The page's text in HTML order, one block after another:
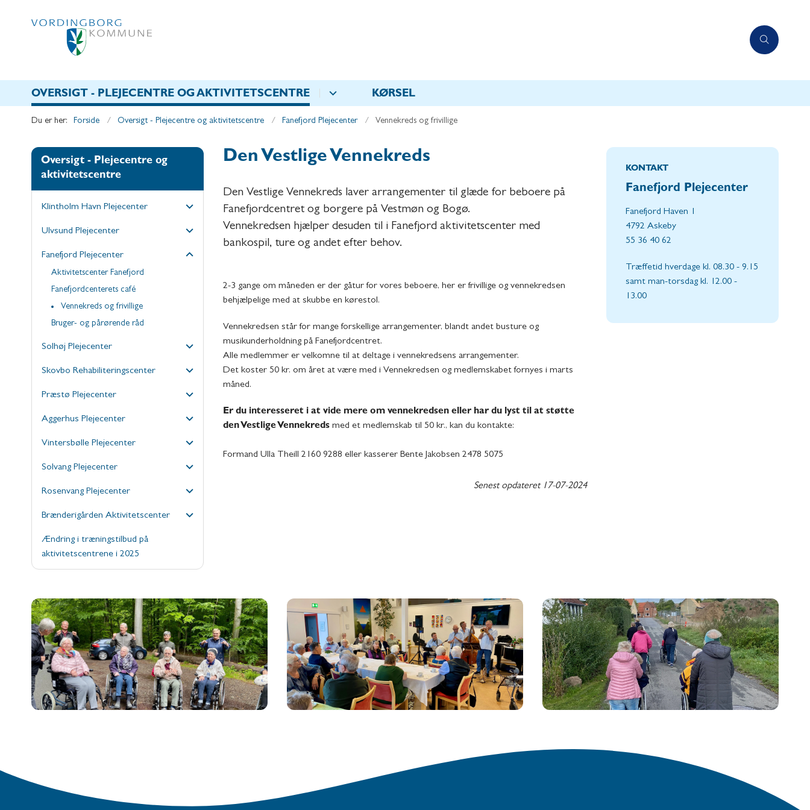
OVERSIGT - PLEJECENTRE OG AKTIVITETSCENTRE KØRSEL
Du er her: Forside Oversigt - Plejecentre og aktivitetscentre Fanefjord Plejecenter Vennekreds og frivillige
Oversigt - Plejecentre og
aktivitetscentre
Klintholm Havn Plejecenter
Ulvsund Plejecenter
Fanefjord Plejecenter
Aktivitetscenter Fanefjord
Fanefjordcenterets café
Vennekreds og frivillige
Bruger- og pårørende råd
Solhøj Plejecenter
Skovbo Rehabiliteringscenter
Præstø Plejecenter
Aggerhus Plejecenter
Vintersbølle Plejecenter
Solvang Plejecenter
Rosenvang Plejecenter
Brænderigården Aktivitetscenter
Ændring i træningstilbud på
aktivitetscentrene i 2025
Den Vestlige Vennekreds
Den Vestlige Vennekreds laver arrangementer til glæde for beboere på
Fanefjordcentret og borgere på Vestmøn og Bogø.
Vennekredsen hjælper desuden til i Fanefjord aktivitetscenter med
bankospil, ture og andet efter behov.
2-3 gange om måneden er der gåtur for vores beboere, her er frivillige og vennekredsen
behjælpelige med at skubbe en kørestol.
Vennekredsen står for mange forskellige arrangementer, blandt andet busture og
musikunderholdning på Fanefjordcentret.
Alle medlemmer er velkomne til at deltage i vennekredsens arrangementer.
Det koster 50 kr. om året at være med i Vennekredsen og medlemskabet fornyes i marts
måned.
Er du interesseret i at vide mere om vennekredsen eller har du lyst til at støtte
den Vestlige Vennekreds med et medlemskab til 50 kr., kan du kontakte:
Formand Ulla Theill 2160 9288 eller kasserer Bente Jakobsen 2478 5075
Senest opdateret 17-07-2024
KONTAKT
Fanefjord Plejecenter
Fanefjord Haven 1
4792 Askeby
55 36 40 62
Træffetid hverdage kl. 08.30 - 9.15
samt man-torsdag kl. 12.00 -
13.00